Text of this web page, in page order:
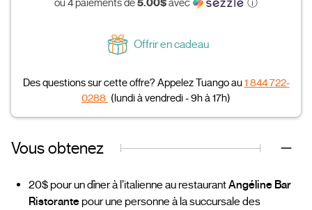
ou 4 paiements de avec ⓘ
Offrir en cadeau
Des questions sur cette offre? Appelez Tuango au1 844 722-
0288 (lundi à vendredi - 9h à 17h)
Vous obtenez
20$ pour un dîner à l’italienne au restaurantAngéline Bar
Ristorantepour une personne à la succursale des